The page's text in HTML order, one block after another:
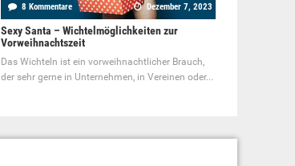
8 Kommentare Dezember 7, 2023
Sexy Santa – Wichtelmöglichkeiten zur
Vorweihnachtszeit
Das Wichteln ist ein vorweihnachtlicher Brauch,
der sehr gerne in Unternehmen, in Vereinen oder...